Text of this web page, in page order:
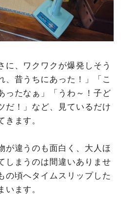
に、ワクワクが爆発しそう
、昔うちにあった！」「こ
ったなぁ」「うわ～！子ど
だ！」など、見ているだけ
ます。
が違うのも面白く、大人ほ
しまうのは間違いありませ
の頃へタイムスリップした
います。